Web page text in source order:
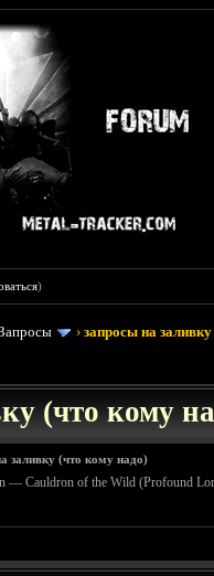
)
›запросы на
(что кому
заливку (что кому надо)
— Cauldron of the Wild (Profound